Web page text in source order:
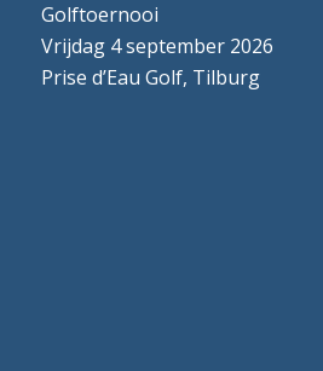
Golftoernooi
Vrijdag 4 september 2026
Prise d’Eau Golf, Tilburg